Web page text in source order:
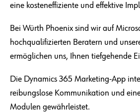
eine kosteneffiziente und effektive
Bei Würth Phoenix sind wir auf
hochqualifizierten Beratern und
ermöglichen uns, Ihnen tiefgehende
Die Dynamics 365 Marketing-App
reibungslose Kommunikation und
Modulen gewährleistet.